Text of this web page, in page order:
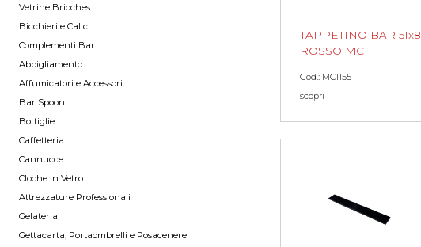
Vetrine Brioches
Bicchieri e Calici
Complementi Bar
Abbigliamento
Affumicatori e Accessori
Bar Spoon
Bottiglie
Caffetteria
Cannucce
Cloche in Vetro
Attrezzature Professionali
Gelateria
Gettacarta, Portaombrelli e Posacenere
TAPPETINO BAR 51x8
ROSSO MC
Cod.: MCI155
scopri